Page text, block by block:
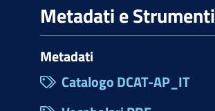
Metadati e Strumenti
Metadati
Catalogo DCAT-AP_IT